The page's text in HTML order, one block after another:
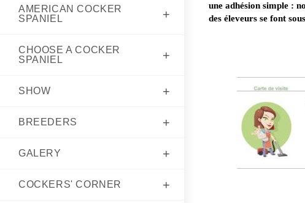
AMER­I­CAN COCK­ER
SPANIEL
CHOOSE A COCK­ER
SPANIEL
SHOW
BREED­ERS
GALERY
COCK­ERS' CORNER
une adhésion simple :
des éleveurs se font